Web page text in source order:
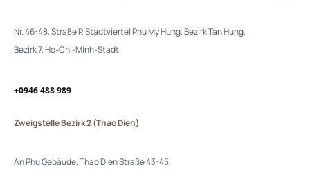
Nr. 46-48, Straße P, Stadtviertel Phu My Hung, Bezirk Tan Hung,
Bezirk 7, Ho-Chi-Minh-Stadt
+0946 488 989
Zweigstelle Bezirk 2 (Thao Dien)
An Phu Gebäude, Thao Dien Straße 43-45,